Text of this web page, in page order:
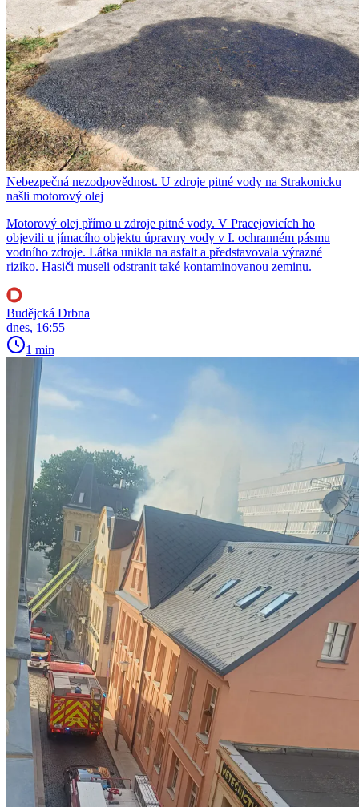
Nebezpečná nezodpovědnost. U zdroje pitné vody na Strakonicku
našli motorový olej
Motorový olej přímo u zdroje pitné vody. V Pracejovicích ho
objevili u jímacího objektu úpravny vody v I. ochranném pásmu
vodního zdroje. Látka unikla na asfalt a představovala výrazné
riziko. Hasiči museli odstranit také kontaminovanou zeminu.
Budějcká Drbna
dnes, 16:55
1 min